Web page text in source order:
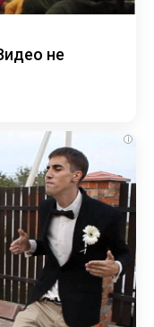
не
i